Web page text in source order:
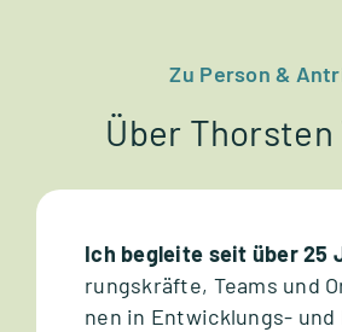
Zu Per­son &
Über Thorsten
Ich begleite seit über 25
rungs­kräfte, Teams und
nen in Ent­wick­lungs-